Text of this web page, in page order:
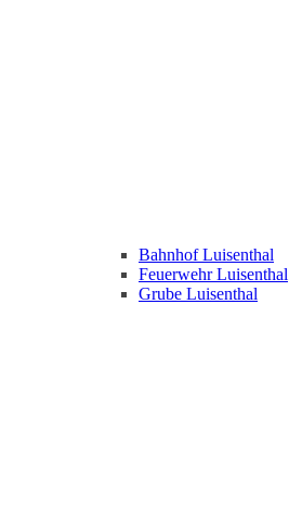
Bahnhof Luisenthal
Feuerwehr Luisenthal
Grube Luisenthal